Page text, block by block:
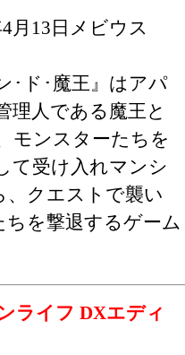
月13日メビウス
･ド･魔王』はアパ
理人である魔王と
モンスターたちを
て受け入れマンシ
、クエストで襲い
を撃退するゲーム
ライフ DXエディ